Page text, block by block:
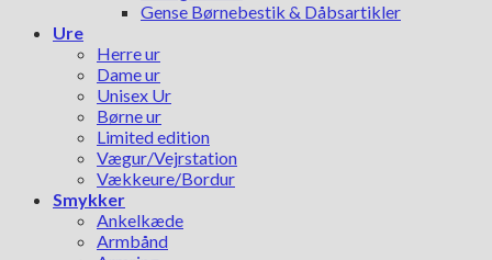
Gense Børnebestik & Dåbsartikler
Ure
Herre ur
Dame ur
Unisex Ur
Børne ur
Limited edition
Vægur/Vejrstation
Vækkeure/Bordur
Smykker
Ankelkæde
Armbånd